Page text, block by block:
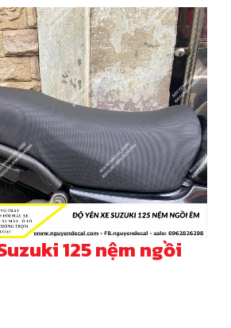
125 nệm ngồi